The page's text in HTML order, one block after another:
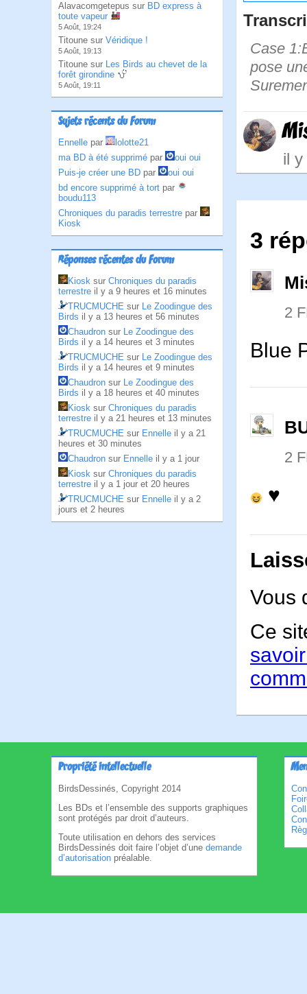
Alavacomgetepus sur BD express à
toute vapeur
5 Août, 19:24
Titoune sur Véridique !
5 Août, 19:13
Titoune sur Les Birds au chevet de la
forêt girondine
5 Août, 19:11
Sujets récents du Forum
Ennelle par
lolotte21
ma BD à été supprimé par
oui oui
Puis-je créer une BD par
oui oui
bd encore supprimé à tort par
boudu113
Chroniques du paradis terrestre par
Kiosk
Réponses récentes du Forum
Kiosk sur Chroniques du paradis
terrestre il y a 9 heures et 16 minutes
TRUCMUCHE sur Le Zoodingue des
Birds il y a 13 heures et 56 minutes
Chaudron sur Le Zoodingue des
Birds il y a 14 heures et 3 minutes
TRUCMUCHE sur Le Zoodingue des
Birds il y a 14 heures et 9 minutes
Chaudron sur Le Zoodingue des
Birds il y a 18 heures et 40 minutes
Kiosk sur Chroniques du paradis
terrestre il y a 21 heures et 13 minutes
TRUCMUCHE sur Ennelle il y a 21
heures et 30 minutes
Chaudron sur Ennelle il y a 1 jour
Kiosk sur Chroniques du paradis
terrestre il y a 1 jour et 20 heures
TRUCMUCHE sur Ennelle il y a 2
jours et 2 heures
Case
pose
il y
3
2
Blue
2
♥
Vous
Ce
Propriété intellectuelle
BirdsDessinés, Copyright 2014
Les BDs et l’ensemble des supports graphiques
sont protégés par droit d’auteurs.
Toute utilisation en dehors des services
BirdsDessinés doit faire l’objet d’une demande
d’autorisation préalable.